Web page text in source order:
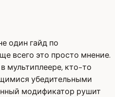
один гайд по
всего это просто мнение.
мультиплеере, кто-то
убедительными
модификатор рушит